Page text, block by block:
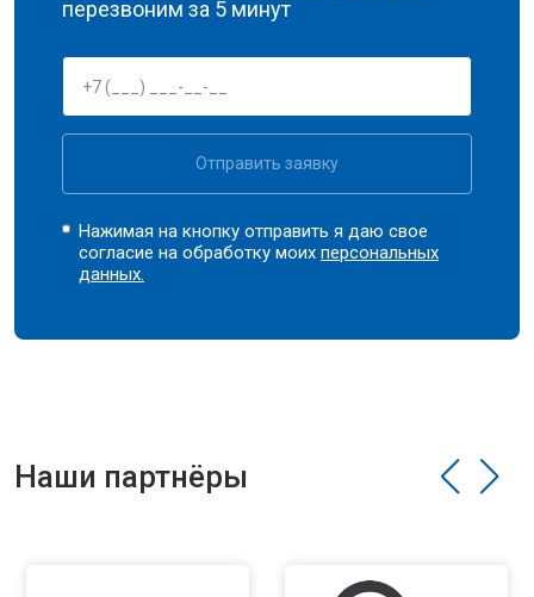
перезвоним за 5 минут
Отправить заявку
Нажимая на кнопку отправить я даю свое
согласие на обработку моихперсональных
данных.
Наши партнёры